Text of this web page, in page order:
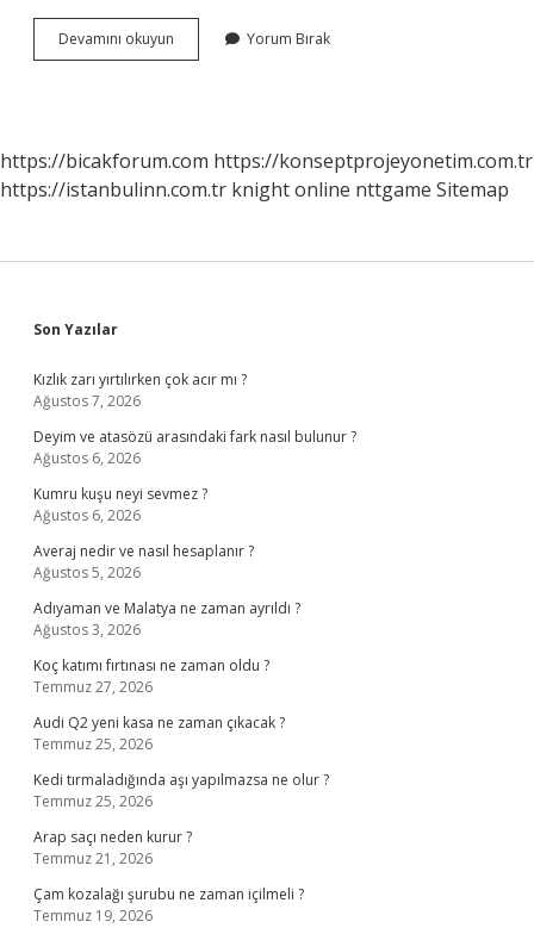
Devamını okuyun
Banyodan
Yorum Bırak
https://bicakforum.com https://konseptprojeyonetim.com.tr
https://istanbulinn.com.tr knight online nttgame Sitemap
Sidebar
Son Yazılar
Kızlık zarı yırtılırken çok acır mı ?
Ağustos 7, 2026
Deyim ve atasözü arasındaki fark nasıl bulunur ?
Ağustos 6, 2026
Kumru kuşu neyi sevmez ?
Ağustos 6, 2026
Averaj nedir ve nasıl hesaplanır ?
Ağustos 5, 2026
Adıyaman ve Malatya ne zaman ayrıldı ?
Ağustos 3, 2026
Koç katımı fırtınası ne zaman oldu ?
Temmuz 27, 2026
Audi Q2 yeni kasa ne zaman çıkacak ?
Temmuz 25, 2026
Kedi tırmaladığında aşı yapılmazsa ne olur ?
Temmuz 25, 2026
Arap saçı neden kurur ?
Temmuz 21, 2026
Çam kozalağı şurubu ne zaman içilmeli ?
Temmuz 19, 2026